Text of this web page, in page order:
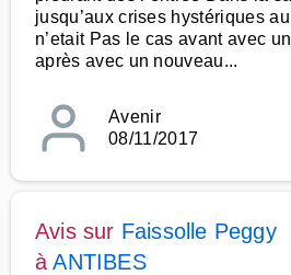
jusqu’aux crises hystériques
n’etait Pas le cas avant avec
après avec un nouveau...
Avenir
08/11/2017
Avis sur Faissolle Peggy
àANTIBES